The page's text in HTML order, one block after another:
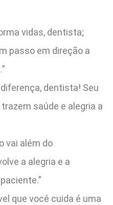
vidas, dentista;
passo em direção a
dentista! Seu
saúde e alegria a
vai além do
a alegria e a
que você cuida é uma